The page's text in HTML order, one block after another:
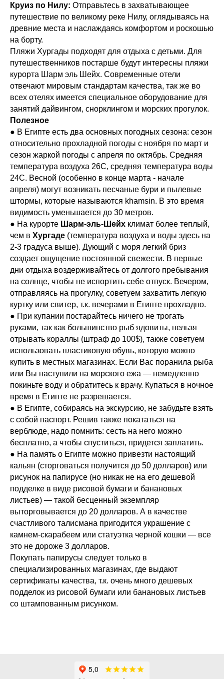
Круиз по Нилу: Отправьтесь в захватывающее
путешествие по великому реке Нилу, оглядываясь на
древние места и наслаждаясь комфортом и роскошью
на борту.
Пляжи Хургады подходят для отдыха с детьми. Для
путешественников постарше будут интересны пляжи
курорта Шарм эль Шейх. Современные отели
отвечают мировым стандартам качества, так же во
всех отелях имеется специальное оборудование для
занятий дайвингом, снорклингом и морских прогулок.
Полезное
● В Египте есть два основных погодных сезона: сезон
относительно прохладной погоды с ноября по март и
сезон жаркой погоды с апреля по октябрь. Средняя
температура воздуха 26С, средняя температура воды
24С. Весной (особенно в конце марта - начале
апреля) могут возникать песчаные бури и пылевые
штормы, которые называются khamsin. В это время
видимость уменьшается до 30 метров.
● На курорте Шарм-эль-Шейх климат более теплый,
чем в Хургаде (температура воздуха и воды здесь на
2-3 градуса выше). Дующий с моря легкий бриз
создает ощущение постоянной свежести. В первые
дни отдыха воздерживайтесь от долгого пребывания
на солнце, чтобы не испортить себе отпуск. Вечером,
отправляясь на прогулку, советуем захватить легкую
куртку или свитер, т.к. вечерами в Египте прохладно.
● При купании постарайтесь ничего не трогать
руками, так как большинство рыб ядовиты, нельзя
отрывать кораллы (штраф до 100$), также советуем
использовать пластиковую обувь, которую можно
купить в местных магазинах. Если Вас поранила рыба
или Вы наступили на морского ежа — немедленно
покиньте воду и обратитесь к врачу. Купаться в ночное
время в Египте не разрешается.
● В Египте, собираясь на экскурсию, не забудьте взять
с собой паспорт. Решив также покататься на
верблюде, надо помнить: сесть на него можно
бесплатно, а чтобы спуститься, придется заплатить.
● На память о Египте можно привезти настоящий
кальян (сторговаться получится до 50 долларов) или
рисунок на папирусе (но никак не на его дешевой
подделке в виде рисовой бумаги и банановых
листьев) — такой бесценный экземпляр
выторговывается до 20 долларов. А в качестве
счастливого талисмана пригодится украшение с
камнем-скарабеем или статуэтка черной кошки — все
это не дороже 3 долларов.
Покупать папирусы следует только в
специализированных магазинах, где выдают
сертификаты качества, т.к. очень много дешевых
подделок из рисовой бумаги или банановых листьев
со штампованным рисунком.